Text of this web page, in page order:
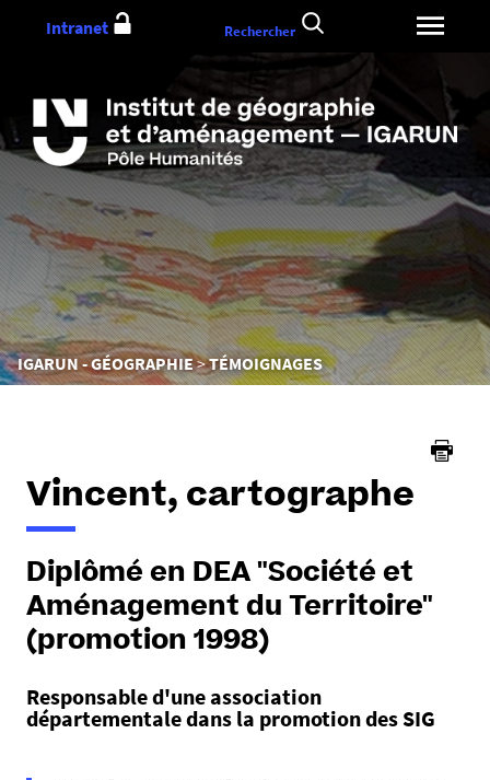
au
contenu
Vous
êtes
IGARUN - GÉOGRAPHIE TÉMOIGNAGES
Intranet Rechercher
Vincent, cartographe
Diplômé en DEA "Société et
Aménagement du Territoire"
(promotion 1998)
Responsable d'une association
départementale dans la promotion des SIG